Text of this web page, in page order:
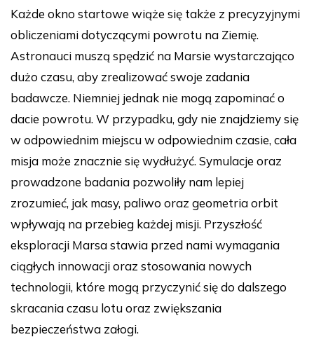
Każde okno startowe wiąże się także z precyzyjnymi
obliczeniami dotyczącymi powrotu na Ziemię.
Astronauci muszą spędzić na Marsie wystarczająco
dużo czasu, aby zrealizować swoje zadania
badawcze. Niemniej jednak nie mogą zapominać o
dacie powrotu. W przypadku, gdy nie znajdziemy się
w odpowiednim miejscu w odpowiednim czasie, cała
misja może znacznie się wydłużyć. Symulacje oraz
prowadzone badania pozwoliły nam lepiej
zrozumieć, jak masy, paliwo oraz geometria orbit
wpływają na przebieg każdej misji. Przyszłość
eksploracji Marsa stawia przed nami wymagania
ciągłych innowacji oraz stosowania nowych
technologii, które mogą przyczynić się do dalszego
skracania czasu lotu oraz zwiększania
bezpieczeństwa załogi.